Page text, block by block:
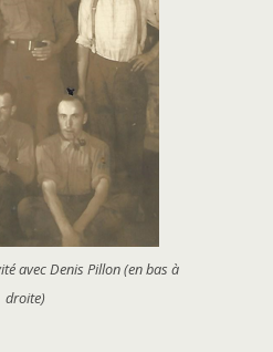
avec Denis Pillon (en bas à
droite)